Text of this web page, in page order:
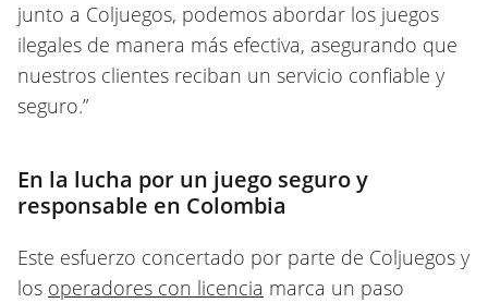
junto a Coljuegos, podemos abordar los juegos
ilegales de manera más efectiva, asegurando que
nuestros clientes reciban un servicio confiable y
seguro.”
En la lucha por un juego seguro y
responsable en Colombia
Este esfuerzo concertado por parte de Coljuegos y
los operadores con licencia marca un paso